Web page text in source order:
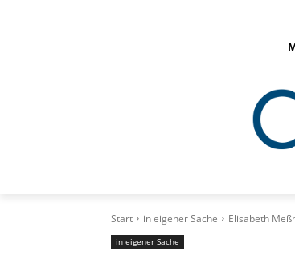
Start in eigener Sache Elisabeth
in eigener Sache